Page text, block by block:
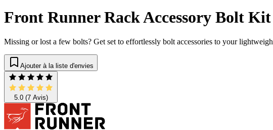
Front Runner Rack Accessory Bolt Kit
Missing or lost a few bolts? Get set to effortlessly bolt accessories to your
Ajouter à la liste d'envies
5.0(7 Avis)